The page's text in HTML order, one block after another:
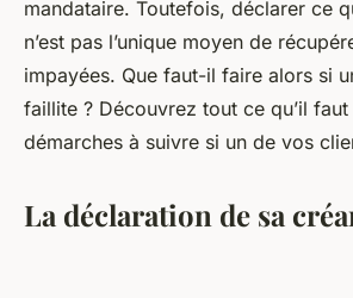
mandataire. Toutefois, déclarer ce
n’est pas l’unique moyen de
impayées. Que faut-il faire alors si
faillite ? Découvrez tout ce qu’il
démarches à suivre si un de vos
La déclaration de sa